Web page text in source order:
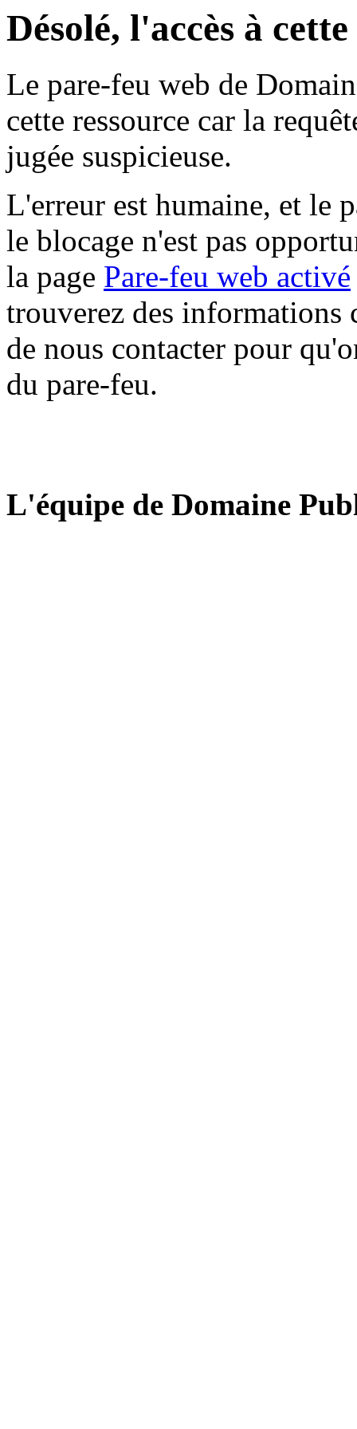
Désolé, l'accès à
Le pare-feu web de
cette ressource car la
jugée suspicieuse.
L'erreur est humaine, et le
le blocage n'est pas
la page Pare-feu web activé
trouverez des informations
de nous contacter pour
du pare-feu.
L'équipe de Domaine